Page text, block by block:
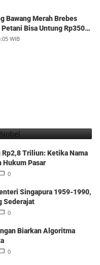
Bawang Merah Brebes
Bisa Untung Rp350
WIB
Hadiah Nobel
Rp2,8 Triliun: Ketika Nama
Hukum Pasar
0
Sederajat
0
Biarkan Algoritma
0